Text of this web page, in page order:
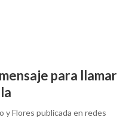
para llamar
y Flores publicada en redes